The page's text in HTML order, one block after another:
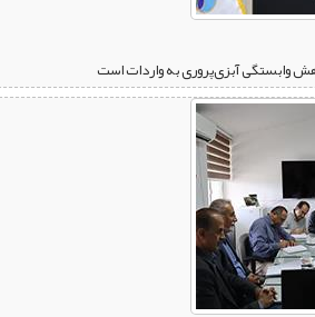
وابستگی آبزی‌پروری به واردات است